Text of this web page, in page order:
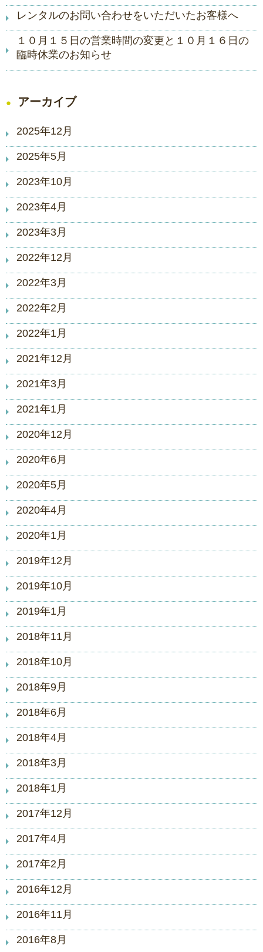
レンタルのお問い合わせをいただいたお客様へ
１０月１５日の営業時間の変更と１０月１６日の
臨時休業のお知らせ
アーカイブ
2025年12月
2025年5月
2023年10月
2023年4月
2023年3月
2022年12月
2022年3月
2022年2月
2022年1月
2021年12月
2021年3月
2021年1月
2020年12月
2020年6月
2020年5月
2020年4月
2020年1月
2019年12月
2019年10月
2019年1月
2018年11月
2018年10月
2018年9月
2018年6月
2018年4月
2018年3月
2018年1月
2017年12月
2017年4月
2017年2月
2016年12月
2016年11月
2016年8月